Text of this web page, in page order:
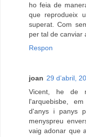
ho feia de
que reprodueix
superat. Com
per tal de canviar
Respon
joan 29 d’abril,
Vicent, he de
l'arquebisbe,
d'anys i panys
menyspreu
vaig adonar que